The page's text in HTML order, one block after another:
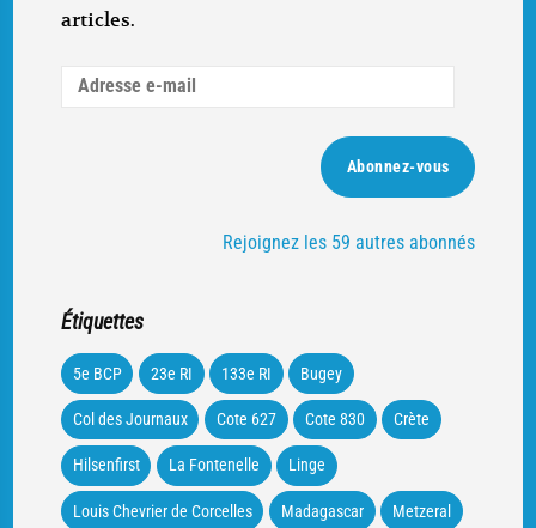
articles.
Adresse
Abonnez-vous
Rejoignez les 59 autres abonnés
Étiquettes
5e BCP 23e RI 133e RI Bugey
Col des Journaux Cote 627 Cote 830 Crète
Hilsenfirst La Fontenelle Linge
Louis Chevrier de Corcelles Madagascar Metzeral